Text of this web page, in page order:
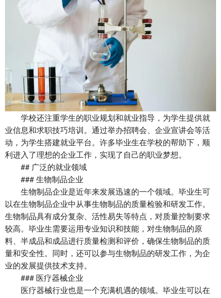
学校还注重学生的职业规划和就业指导，为学生提供就
业信息和求职技巧培训。通过举办招聘会、企业宣讲会等活
动，为学生搭建就业平台。许多毕业生在学校的帮助下，顺
利进入了理想的企业工作，实现了自己的职业梦想。
## 广泛的就业领域
### 生物制品企业
生物制品企业是近年来发展迅速的一个领域。毕业生可
以在生物制品企业中从事生物制品的质量检验和研发工作。
生物制品具有成分复杂、活性易失等特点，对质量控制要求
较高。毕业生需要运用专业知识和技能，对生物制品的原
料、半成品和成品进行质量检测和评价，确保生物制品的质
量和安全性。同时，还可以参与生物制品的研发工作，为企
业的发展提供技术支持。
### 医疗器械企业
医疗器械行业也是一个充满机遇的领域。毕业生可以在